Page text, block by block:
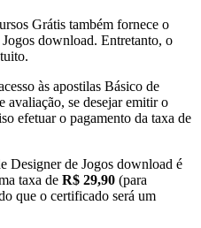
Grátis também fornece o
download. Entretanto, o
às apostilas Básico de
avaliação, se desejar emitir o
efetuar o pagamento da taxa de
Designer de Jogos download é
taxa de R$ 29,90 (para
que o certificado será um